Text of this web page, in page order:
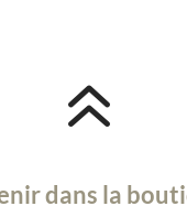
6
dans la